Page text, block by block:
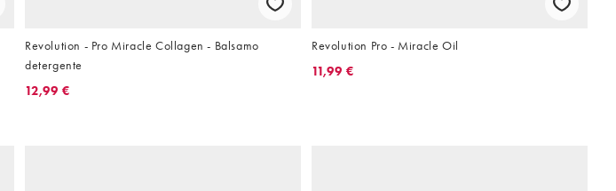
Revolution - Pro Miracle Collagen - Balsamo
detergente
12,99 €
Revolution Pro - Miracle Oil
11,99 €